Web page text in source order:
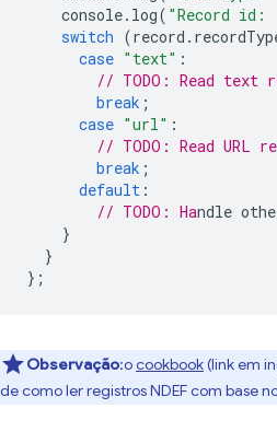
console. log( "Record
switch (record .
case "text" :
// TODO: Read text
break ;
case "url" :
// TODO: Read URL
break ;
default :
// TODO: Ha
}
}
};
Observação:ocookbook(link em
de como ler registros NDEF com base